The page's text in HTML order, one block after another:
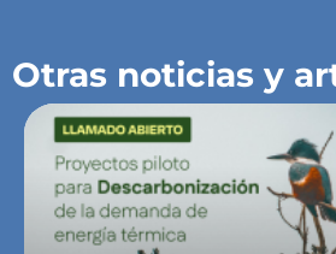
Otras noticias y